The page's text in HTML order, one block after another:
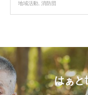
地域活動 消防団
はぁと